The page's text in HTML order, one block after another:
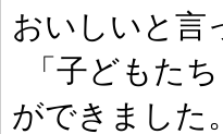
おいしいと言
「子どもた
ができました